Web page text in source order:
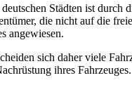
Städten ist
die nicht auf die
angewiesen.
sich daher viele
ihres Fahrzeuges.